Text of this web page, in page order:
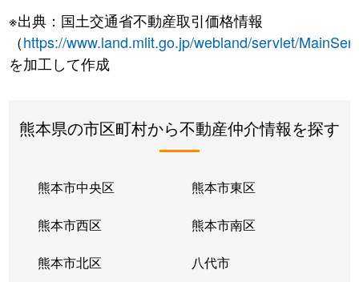
※出典：国土交通省不動産取引価格情報
（https://www.land.mlit.go.jp/webland/servlet/
を加工して作成
熊本県の市区町村から不動産仲介情報を探す
熊本市中央区 熊本市東区
熊本市西区 熊本市南区
熊本市北区 八代市